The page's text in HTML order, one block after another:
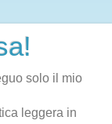
solo il mio
leggera in